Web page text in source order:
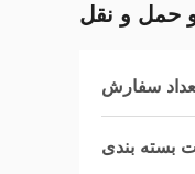
حمل و نقل
سفارش
بسته بندی